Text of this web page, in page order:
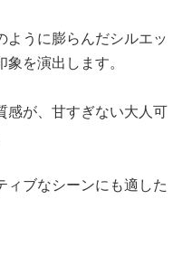
ように膨らんだシルエッ
を演出します。
感が、甘すぎない大人可
ィブなシーンにも適した